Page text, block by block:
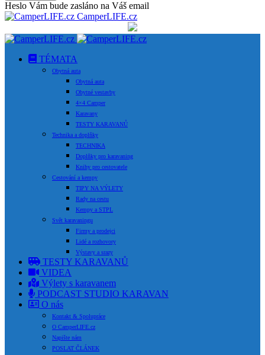
Heslo Vám bude zasláno na Váš email
CamperLIFE.cz
TÉMATA
Obytná auta
Obytná auta
Obytné vestavby
4×4 Camper
Karavany
TESTY KARAVANŮ
Technika a doplňky
TECHNIKA
Doplňky pro karavaning
Knihy pro cestovatele
Cestování a kempy
TIPY NA VÝLETY
Rady na cestu
Kempy a STPL
Svět karavaningu
Firmy a prodejci
Lidé a rozhovory
Výstavy a srazy
TESTY KARAVANŮ
VIDEA
Výlety s karavanem
PODCAST STUDIO KARAVAN
O nás
Kontakt & Spolupráce
O CamperLIFE.cz
Napište nám
POSLAT ČLÁNEK